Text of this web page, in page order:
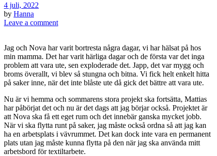
4 juli, 2022
by Hanna
Leave a comment
Jag och Nova har varit bortresta några dagar, vi har hälsat på hos
min mamma. Det har varit härliga dagar och de första var det inga
problem att vara ute, sen exploderade det. Japp, det var mygg och
broms överallt, vi blev så stungna och bitna. Vi fick helt enkelt hitta
på saker inne, när det inte blåste ute då gick det bättre att vara ute.
Nu är vi hemma och sommarens stora projekt ska fortsätta, Mattias
har påbörjat det och nu är det dags att jag börjar också. Projektet är
att Nova ska få ett eget rum och det innebär ganska mycket jobb.
När vi ska flytta runt på saker, jag måste också ordna så att jag kan
ha en arbetsplats i vävrummet. Det kan dock inte vara en permanent
plats utan jag måste kunna flytta på den när jag ska använda mitt
arbetsbord för textiltarbete.